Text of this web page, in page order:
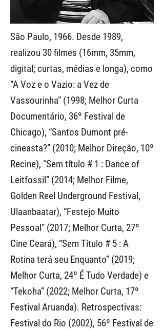
São Paulo, 1966. Desde 1989,
realizou 30 filmes (16mm, 35mm,
digital; curtas, médias e longa), como
“A Voz e o Vazio: a Vez de
Vassourinha” (1998; Melhor Curta
Documentário, 36º Festival de
Chicago), “Santos Dumont pré-
cineasta?” (2010; Melhor Direção, 10º
Recine), “Sem título # 1 : Dance of
Leitfossil” (2014; Melhor Filme,
Golden Reel Underground Festival,
Ulaanbaatar), “Festejo Muito
Pessoal” (2017; Melhor Curta, 27º
Cine Ceará), “Sem Título # 5 : A
Rotina terá seu Enquanto” (2019;
Melhor Curta, 24º É Tudo Verdade) e
“Tekoha” (2022; Melhor Curta, 17º
Festival Aruanda). Retrospectivas:
Festival do Rio (2002), 56º Festival de